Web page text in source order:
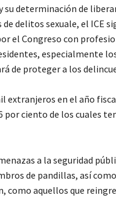
su determinación de
delitos sexuale, el ICE
el Congreso con
especialmente
de proteger a los
extranjeros en el año
por ciento de los cuales
a la seguridad
de pandillas, así
como aquellos que